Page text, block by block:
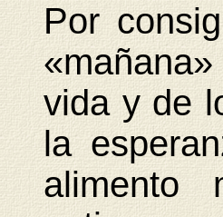
Por
vida y de
la
alimento